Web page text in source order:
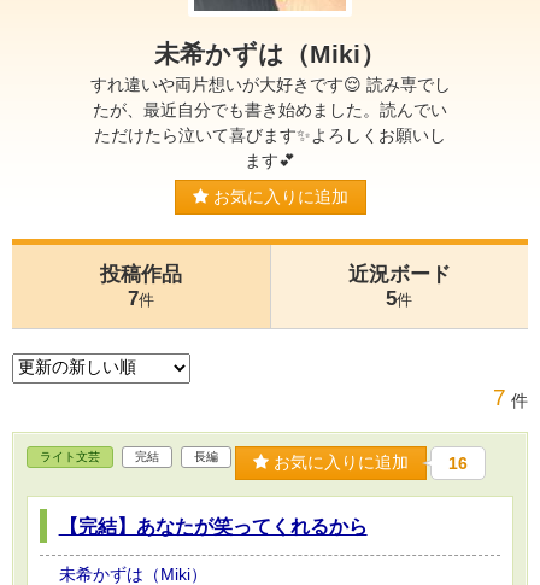
未希かずは（Miki）
すれ違いや両片想いが大好きです😌 読み専でし
たが、最近自分でも書き始めました。読んでい
ただけたら泣いて喜びます✨よろしくお願いし
ます💕
お気に入りに追加
投稿作品
7件
近況ボード
5件
7 件
ライト文芸 完結 長編 お気に入りに追加 16
【完結】あなたが笑ってくれるから
未希かずは（Miki）